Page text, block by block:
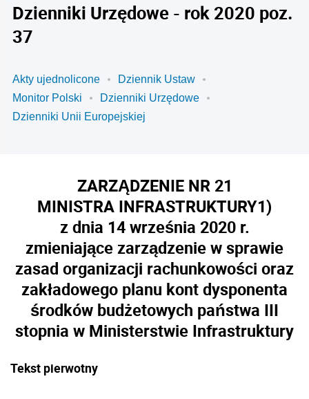
Dzienniki Urzędowe - rok 2020 poz.
37
Akty ujednolicone
Dziennik Ustaw
Monitor Polski
Dzienniki Urzędowe
Dzienniki Unii Europejskiej
ZARZĄDZENIE NR 21
MINISTRA INFRASTRUKTURY1)
z dnia 14 września 2020 r.
zmieniające zarządzenie w sprawie
zasad organizacji rachunkowości oraz
zakładowego planu kont dysponenta
środków budżetowych państwa III
stopnia w Ministerstwie Infrastruktury
Tekst pierwotny